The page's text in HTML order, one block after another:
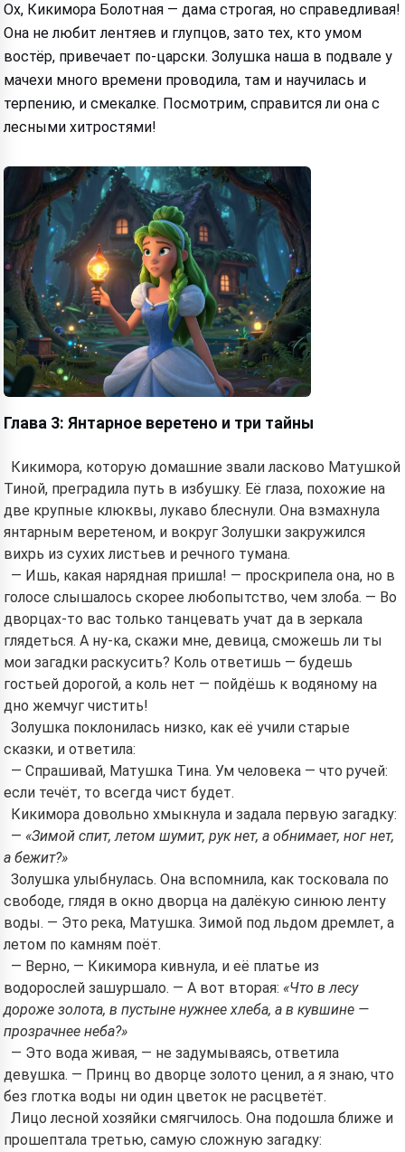
Ох, Кикимора Болотная — дама строгая, но справедливая!
Она не любит лентяев и глупцов, зато тех, кто умом
востёр, привечает по-царски. Золушка наша в подвале у
мачехи много времени проводила, там и научилась и
терпению, и смекалке. Посмотрим, справится ли она с
лесными хитростями!
Глава 3: Янтарное веретено и три тайны
Кикимора, которую домашние звали ласково Матушкой
Тиной, преградила путь в избушку. Её глаза, похожие на
две крупные клюквы, лукаво блеснули. Она взмахнула
янтарным веретеном, и вокруг Золушки закружился
вихрь из сухих листьев и речного тумана.
— Ишь, какая нарядная пришла! — проскрипела она, но в
голосе слышалось скорее любопытство, чем злоба. — Во
дворцах-то вас только танцевать учат да в зеркала
глядеться. А ну-ка, скажи мне, девица, сможешь ли ты
мои загадки раскусить? Коль ответишь — будешь
гостьей дорогой, а коль нет — пойдёшь к водяному на
дно жемчуг чистить!
Золушка поклонилась низко, как её учили старые
сказки, и ответила:
— Спрашивай, Матушка Тина. Ум человека — что ручей:
если течёт, то всегда чист будет.
Кикимора довольно хмыкнула и задала первую загадку:
— «Зимой спит, летом шумит, рук нет, а обнимает, ног нет,
а бежит?»
Золушка улыбнулась. Она вспомнила, как тосковала по
свободе, глядя в окно дворца на далёкую синюю ленту
воды. — Это река, Матушка. Зимой под льдом дремлет, а
летом по камням поёт.
— Верно, — Кикимора кивнула, и её платье из
водорослей зашуршало. — А вот вторая: «Что в лесу
дороже золота, в пустыне нужнее хлеба, а в кувшине —
прозрачнее неба?»
— Это вода живая, — не задумываясь, ответила
девушка. — Принц во дворце золото ценил, а я знаю, что
без глотка воды ни один цветок не расцветёт.
Лицо лесной хозяйки смягчилось. Она подошла ближе и
прошептала третью, самую сложную загадку:
Hi! I am Storiko 👋
I tell magical bedtime stories for
your kids 🌟
Read a story
By starting to use the service, you accept:Terms of